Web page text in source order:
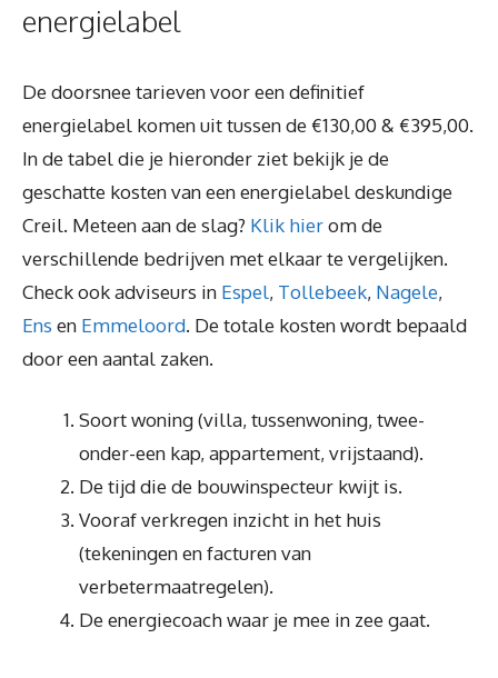
energielabel
De doorsnee tarieven voor een definitief
energielabel komen uit tussen de €130,00 & €395,00.
In de tabel die je hieronder ziet bekijk je de
geschatte kosten van een energielabel deskundige
Creil. Meteen aan de slag? Klik hierom de
verschillende bedrijven met elkaar te vergelijken.
Check ook adviseurs in Espel, Tollebeek, Nagele,
Ens en Emmeloord. De totale kosten wordt bepaald
door een aantal zaken.
Soort woning (villa, tussenwoning, twee-
onder-een kap, appartement, vrijstaand).
De tijd die de bouwinspecteur kwijt is.
Vooraf verkregen inzicht in het huis
(tekeningen en facturen van
verbetermaatregelen).
De energiecoach waar je mee in zee gaat.